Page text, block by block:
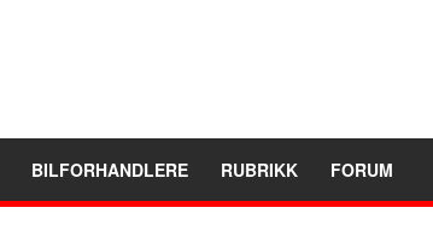
BILFORHANDLERE RUBRIKK FORUM